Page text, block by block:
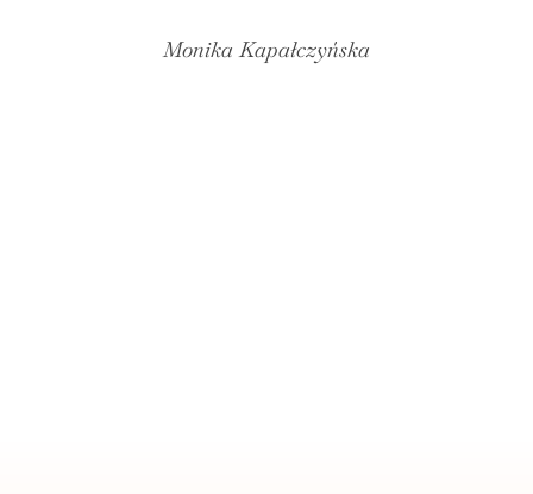
Monika Kapałczyńska